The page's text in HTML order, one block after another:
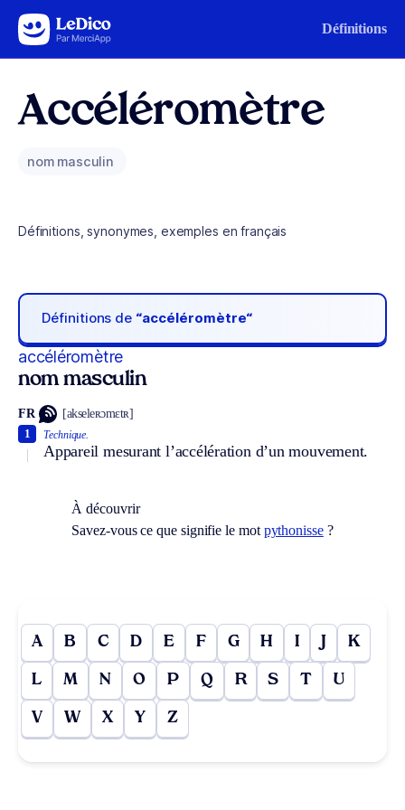
Aller au contenu Définitions
Accéléromètre
nom masculin
Définitions, synonymes, exemples en français
Définitions de “accéléromètre“
accéléromètre
nom masculin
FR [akseleʀɔmɛtʀ]
Technique.
Appareil mesurant l’accélération d’un mouvement.
1
À découvrir
Savez-vous ce que signifie le mot pythonisse?
A B C D E F G H I J K
L M N O P Q R S T U
V W X Y Z